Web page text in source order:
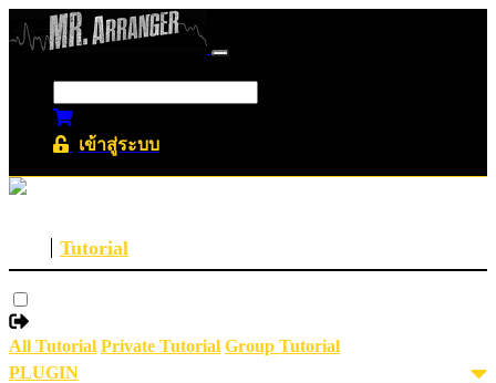
เข้าสู่ระบบ
Tutorial
All Tutorial Private Tutorial Group Tutorial
PLUGIN